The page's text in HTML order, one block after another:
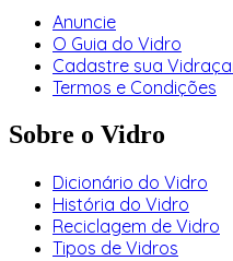
Anuncie
O Guia do Vidro
Cadastre sua
Termos e Condições
Sobre o Vidro
Dicionário do Vidro
História do Vidro
Reciclagem de Vidro
Tipos de Vidros